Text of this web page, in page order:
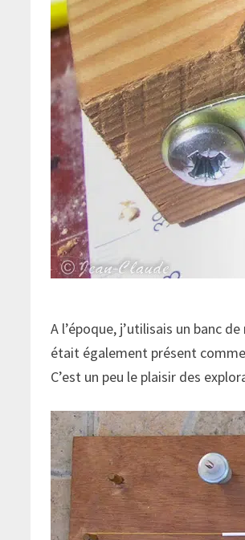
A l’époque, j’utilisais un banc
était également présent
C’est un peu le plaisir des